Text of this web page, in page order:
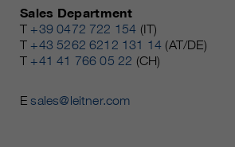
Sales Department
T +39 0472 722 154 (IT)
T +43 5262 6212 131 14 (AT/DE)
T +41 41 766 05 22 (CH)
Esales@leitner.com